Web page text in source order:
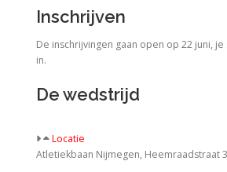
Inschrijven
De inschrijvingen gaan open op 22 juni,
in.
De wedstrijd
Locatie
Atletiekbaan Nijmegen, Heemraadstraat